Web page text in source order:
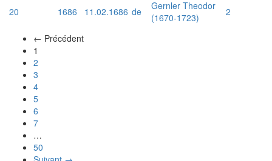
20
1686 11.02.1686 de
Gernler Theodor
(1670-1723)
2
← Précédent
1
2
3
4
5
6
7
…
50